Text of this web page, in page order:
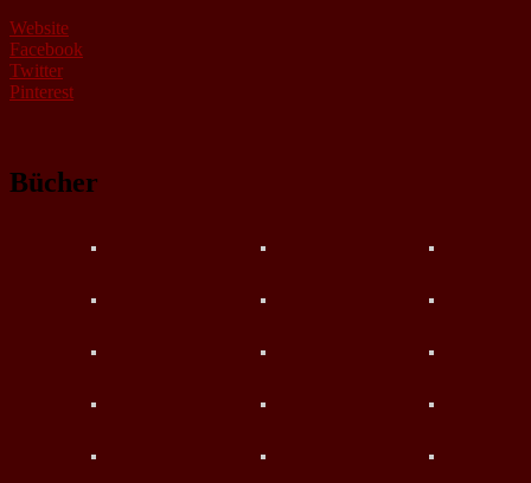
Website
Facebook
Twitter
Pinterest
Bücher